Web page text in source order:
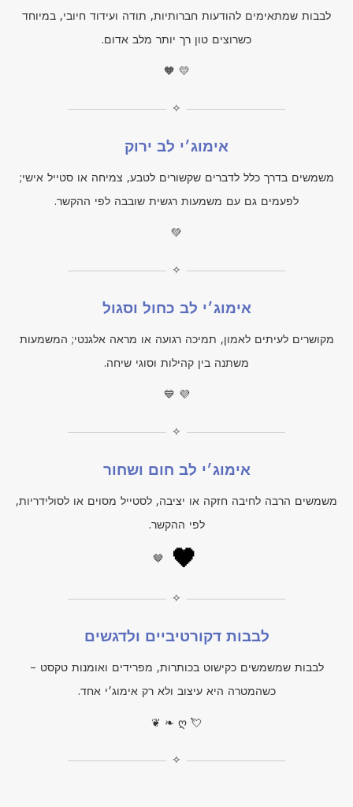
לבבות שמתאימים להודעות חברותיות, תודה ועידוד חיובי, במיוחד
כשרוצים טון רך יותר מלב אדום.
🧡 💛
✧
אימוג׳י לב ירוק
משמשים בדרך כלל לדברים שקשורים לטבע, צמיחה או סטייל אישי;
לפעמים גם עם משמעות רגשית שובבה לפי ההקשר.
💚
✧
אימוג׳י לב כחול וסגול
מקושרים לעיתים לאמון, תמיכה רגועה או מראה אלגנטי; המשמעות
משתנה בין קהילות וסוגי שיחה.
💙 💜
✧
אימוג׳י לב חום ושחור
משמשים הרבה לחיבה חזקה או יציבה, לסטייל מסוים או לסולידריות,
לפי ההקשר.
🤎 🖤
✧
לבבות דקורטיביים ולדגשים
לבבות שמשמשים כקישוט בכותרות, מפרידים ואומנות טקסט –
כשהמטרה היא עיצוב ולא רק אימוג׳י אחד.
❦ ❧ ღ 💘
✧